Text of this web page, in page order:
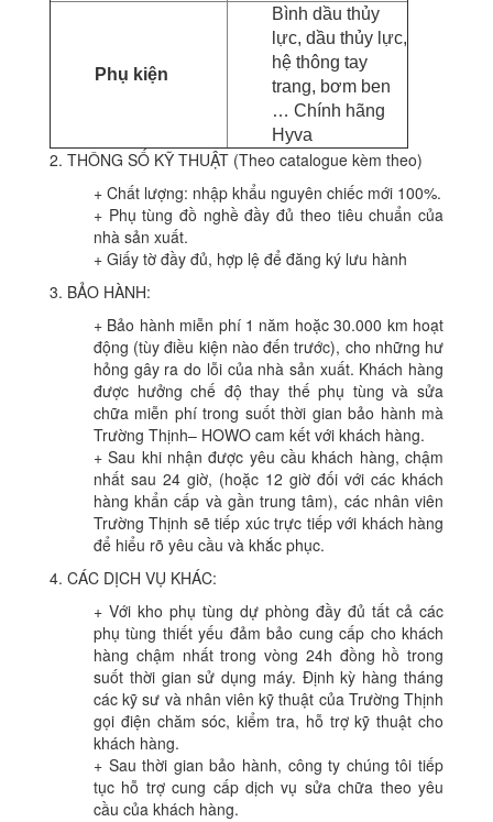
Phụ kiện
Bình dầu thủy
lực, dầu thủy lực,
hệ thông tay
trang, bơm ben
… Chính hãng
Hyva
2. THÔNG SỐ KỸ THUẬT (Theo catalogue kèm theo)
+ Chất lượng: nhập khẩu nguyên chiếc mới 100%.
+ Phụ tùng đồ nghề đầy đủ theo tiêu chuẩn của
nhà sản xuất.
+ Giấy tờ đầy đủ, hợp lệ để đăng ký lưu hành
3. BẢO HÀNH:
+ Bảo hành miễn phí 1 năm hoặc 30.000 km hoạt
động (tùy điều kiện nào đến trước), cho những hư
hỏng gây ra do lỗi của nhà sản xuất. Khách hàng
được hưởng chế độ thay thế phụ tùng và sửa
chữa miễn phí trong suốt thời gian bảo hành mà
Trường Thịnh– HOWO cam kết với khách hàng.
+ Sau khi nhận được yêu cầu khách hàng, chậm
nhất sau 24 giờ, (hoặc 12 giờ đối với các khách
hàng khẩn cấp và gần trung tâm), các nhân viên
Trường Thịnh sẽ tiếp xúc trực tiếp với khách hàng
để hiểu rõ yêu cầu và khắc phục.
4. CÁC DỊCH VỤ KHÁC:
+ Với kho phụ tùng dự phòng đầy đủ tất cả các
phụ tùng thiết yếu đảm bảo cung cấp cho khách
hàng chậm nhất trong vòng 24h đồng hồ trong
suốt thời gian sử dụng máy. Định kỳ hàng tháng
các kỹ sư và nhân viên kỹ thuật của Trường Thịnh
gọi điện chăm sóc, kiểm tra, hỗ trợ kỹ thuật cho
khách hàng.
+ Sau thời gian bảo hành, công ty chúng tôi tiếp
tục hỗ trợ cung cấp dịch vụ sửa chữa theo yêu
cầu của khách hàng.